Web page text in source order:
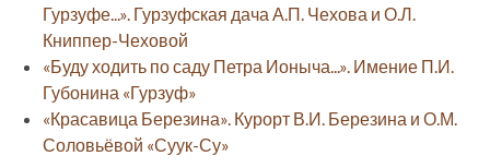
Гурзуфе...». Гурзуфская дача А.П. Чехова и О.Л.
Книппер-Чеховой
«Буду ходить по саду Петра Ионыча...». Имение П.И.
Губонина «Гурзуф»
«Красавица Березина». Курорт В.И. Березина и О.М.
Соловьёвой «Суук-Су»